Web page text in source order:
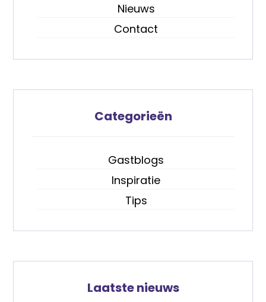
Nieuws
Contact
Categorieën
Gastblogs
Inspiratie
Tips
Laatste nieuws